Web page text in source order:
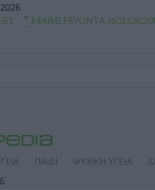
ΕΦΗΜΕΡΕΥΟΝΤΑ
ΠΑΙΔΙ ΨΥΧΙΚΗ ΥΓΕΙΑ